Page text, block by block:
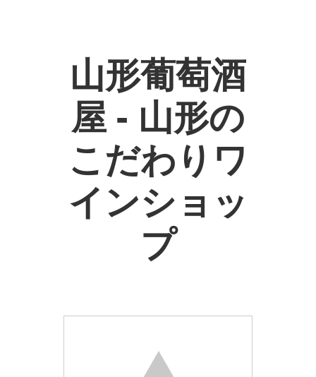
山形葡萄酒
屋 - 山形の
こだわりワ
インショッ
プ